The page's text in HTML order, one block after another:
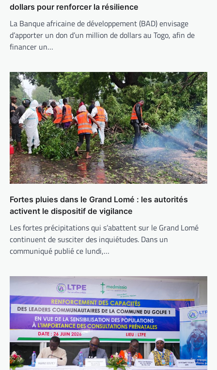
dollars pour renforcer la résilience
La Banque africaine de développement (BAD) envisage
d’apporter un don d’un million de dollars au Togo, afin de
financer un…
Fortes pluies dans le Grand Lomé : les autorités
activent le dispositif de vigilance
Les fortes précipitations qui s’abattent sur le Grand Lomé
continuent de susciter des inquiétudes. Dans un
communiqué publié ce lundi,…